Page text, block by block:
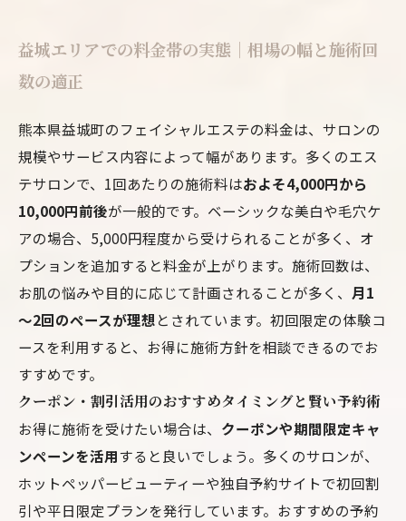
益城エリアでの料金帯の実態｜相場の幅と施術回
数の適正
熊本県益城町のフェイシャルエステの料金は、サロンの
規模やサービス内容によって幅があります。多くのエス
テサロンで、1回あたりの施術料はおよそ4,000円から
10,000円前後が一般的です。ベーシックな美白や毛穴ケ
アの場合、5,000円程度から受けられることが多く、オ
プションを追加すると料金が上がります。施術回数は、
お肌の悩みや目的に応じて計画されることが多く、 月1
～2回のペースが理想とされています。初回限定の体験コ
ースを利用すると、お得に施術方針を相談できるのでお
すすめです。
クーポン・割引活用のおすすめタイミングと賢い予約術
お得に施術を受けたい場合は、 クーポンや期間限定キャ
ンペーンを活用すると良いでしょう。多くのサロンが、
ホットペッパービューティーや独自予約サイトで初回割
引や平日限定プランを発行しています。おすすめの予約